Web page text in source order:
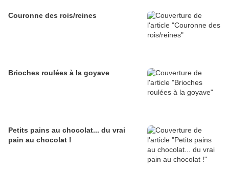
Couronne des rois/reines
Brioches roulées à la goyave
Petits pains au chocolat... du vrai
pain au chocolat !